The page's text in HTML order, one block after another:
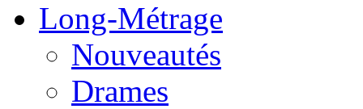
Long-Métrage
Nouveautés
Drames